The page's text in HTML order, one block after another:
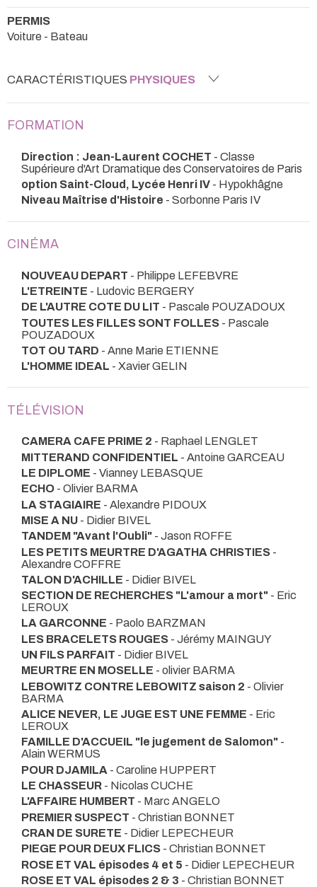
PERMIS
Voiture - Bateau
CARACTÉRISTIQUES PHYSIQUES
FORMATION
Direction : Jean-Laurent COCHET - Classe
Supérieure d'Art Dramatique des Conservatoires de Paris
option Saint-Cloud, Lycée Henri IV - Hypokhâgne
Niveau Maîtrise d'Histoire - Sorbonne Paris IV
CINÉMA
NOUVEAU DEPART - Philippe LEFEBVRE
L'ETREINTE - Ludovic BERGERY
DE L'AUTRE COTE DU LIT - Pascale POUZADOUX
TOUTES LES FILLES SONT FOLLES - Pascale
POUZADOUX
TOT OU TARD - Anne Marie ETIENNE
L'HOMME IDEAL - Xavier GELIN
TÉLÉVISION
CAMERA CAFE PRIME 2 - Raphael LENGLET
MITTERAND CONFIDENTIEL - Antoine GARCEAU
LE DIPLOME - Vianney LEBASQUE
ECHO - Olivier BARMA
LA STAGIAIRE - Alexandre PIDOUX
MISE A NU - Didier BIVEL
TANDEM "Avant l'Oubli" - Jason ROFFE
LES PETITS MEURTRE D'AGATHA CHRISTIES -
Alexandre COFFRE
TALON D'ACHILLE - Didier BIVEL
SECTION DE RECHERCHES "L'amour a mort" - Eric
LEROUX
LA GARCONNE - Paolo BARZMAN
LES BRACELETS ROUGES - Jérémy MAINGUY
UN FILS PARFAIT - Didier BIVEL
MEURTRE EN MOSELLE - olivier BARMA
LEBOWITZ CONTRE LEBOWITZ saison 2 - Olivier
BARMA
ALICE NEVER, LE JUGE EST UNE FEMME - Eric
LEROUX
FAMILLE D'ACCUEIL "le jugement de Salomon" -
Alain WERMUS
POUR DJAMILA - Caroline HUPPERT
LE CHASSEUR - Nicolas CUCHE
L'AFFAIRE HUMBERT - Marc ANGELO
PREMIER SUSPECT - Christian BONNET
CRAN DE SURETE - Didier LEPECHEUR
PIEGE POUR DEUX FLICS - Christian BONNET
ROSE ET VAL épisodes 4 et 5 - Didier LEPECHEUR
ROSE ET VAL épisodes 2 & 3 - Christian BONNET